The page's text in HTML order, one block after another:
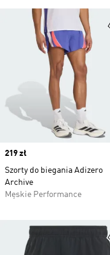
Price
219 zł
Szorty do biegania Adizero
Archive
Męskie Performance